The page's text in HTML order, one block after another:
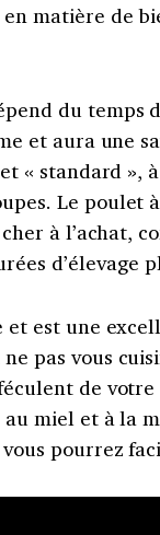
matière de
du temps
et aura une
« standard »,
Le poulet
à l’achat,
d’élevage
est une
pas vous
de
miel et à la
pourrez